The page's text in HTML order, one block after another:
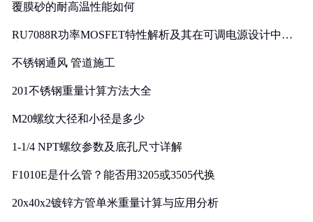
覆膜砂的耐高温性能如何
RU7088R功率MOSFET特性解析及其在可调电源设计中的
不锈钢通风 管道施工
201不锈钢重量计算方法大全
M20螺纹大径和小径是多少
1-1/4 NPT螺纹参数及底孔尺寸详解
F1010E是什么管？能否用3205或3505代换
20x40x2镀锌方管单米重量计算与应用分析